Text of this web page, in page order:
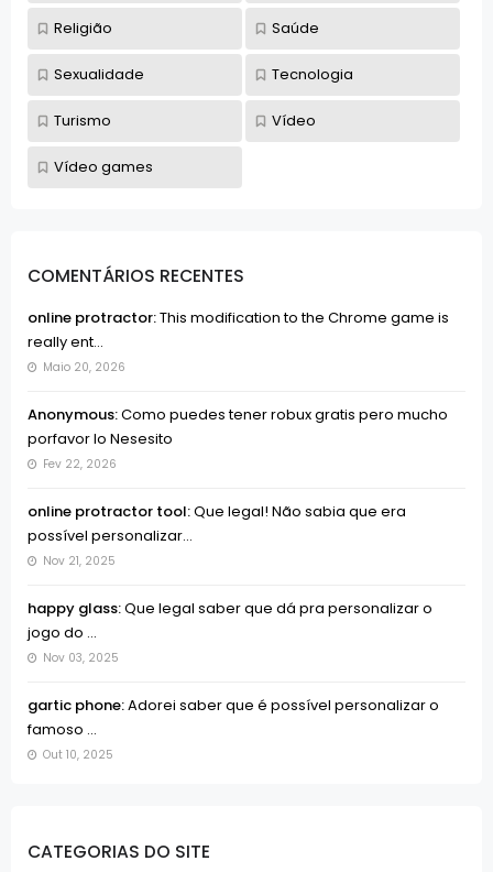
COMENTÁRIOS RECENTES
online protractor:This modification to the Chrome game is
really ent...
Maio 20, 2026
Anonymous:Como puedes tener robux gratis pero mucho
porfavor lo Nesesito
Fev 22, 2026
online protractor tool:Que legal! Não sabia que era
possível personalizar...
Nov 21, 2025
happy glass:Que legal saber que dá pra personalizar o
jogo do ...
Nov 03, 2025
gartic phone:Adorei saber que é possível personalizar o
famoso ...
Out 10, 2025
CATEGORIAS DO SITE
Religião Saúde
Sexualidade Tecnologia
Turismo Vídeo
Vídeo games